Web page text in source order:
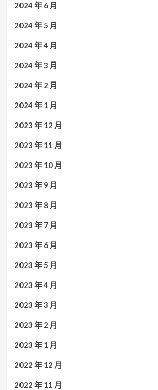
2024 年 6 月
2024 年 5 月
2024 年 4 月
2024 年 3 月
2024 年 2 月
2024 年 1 月
2023 年 12 月
2023 年 11 月
2023 年 10 月
2023 年 9 月
2023 年 8 月
2023 年 7 月
2023 年 6 月
2023 年 5 月
2023 年 4 月
2023 年 3 月
2023 年 2 月
2023 年 1 月
2022 年 12 月
2022 年 11 月